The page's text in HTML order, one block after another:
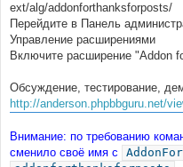
ext/alg/addonforthanksforposts/
Перейдите в Панель
Управление расширениями
Включите расширение "Addon
Обсуждение, тестирование,
http://anderson.phpbbguru.net/
Внимание: по требованию
сменило своё имя с